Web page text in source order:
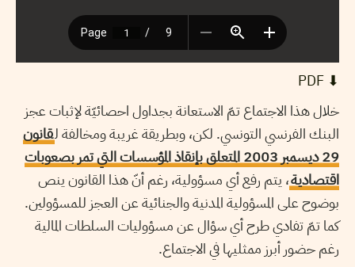
⬇︎ PDF
خلال هذا الاجتماع تمّ الاستعانة بجداول احصائيّة لإثبات عجز
البنك الفرنسي التونسي. لكن، وبطريقة غريبة ومخالفة لقانون
29 ديسمبر 2003 المتعلق بإنقاذ المؤسسات التي تمر بصعوبات
اقتصادية، يتم رفع أي مسؤولية، رغم أنّ هذا القانون ينص
بوضوح على المسؤولية المدنية والجنائية عن العجز للمسؤولين.
كما تمّ تفادي طرح أي سؤال عن مسؤوليات السلطات المالية
رغم حضور أبرز ممثليها في الاجتماع.